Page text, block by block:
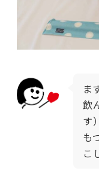
ま
飲
す）
も
こ